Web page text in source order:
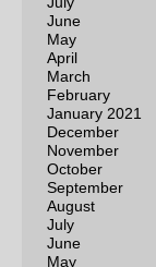
June
May
April
March
February
January 2021
December
November
October
September
August
July
June
May